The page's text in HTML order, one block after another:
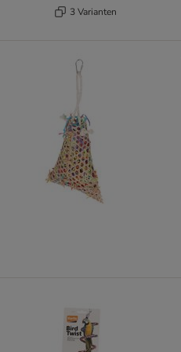
3 Varianten